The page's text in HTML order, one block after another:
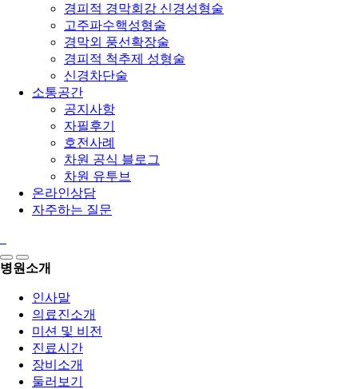
경피적 경막회강 신경성형술
고주파수핵성형술
경막외 풍선확장술
경피적 척추제 성형술
신경차단술
소통공간
공지사항
자필후기
호전사례
차원 공식 블로그
차원 유투브
온라인상담
자주하는 질문
병원소개
인사말
의료진소개
미션 및 비전
진료시간
장비소개
둘러보기